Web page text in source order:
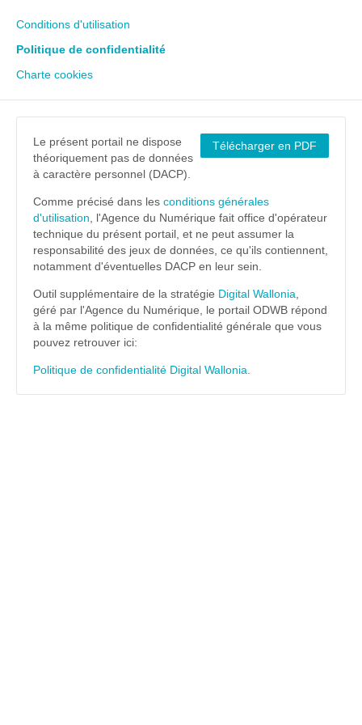
Conditions d'utilisation
Politique de confidentialité
Charte cookies
Télécharger en PDF
Le présent portail ne dispose
théoriquement pas de données
à caractère personnel (DACP).
Comme précisé dans les conditions générales
d'utilisation , l'Agence du Numérique fait office d'opérateur
technique du présent portail, et ne peut assumer la
responsabilité des jeux de données, ce qu'ils contiennent,
notamment d'éventuelles DACP en leur sein.
Outil supplémentaire de la stratégie Digital Wallonia
géré par l'Agence du Numérique, le portail ODWB répond
à la même politique de confidentialité générale que vous
pouvez retrouver ici:
Politique de confidentialité Digital Wallonia.